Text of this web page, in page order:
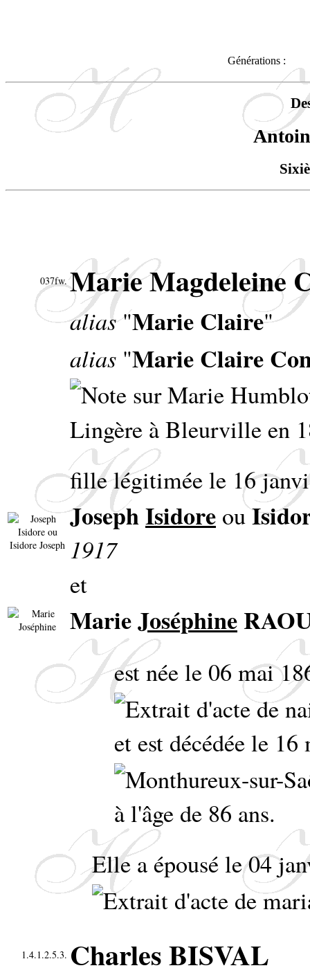
Générations :
037fw. Marie Magdeleine
alias"Marie Claire"
alias "Marie Claire
Lingère à Bleurville en
fille légitimée le 16
JosephIsidore ou
1917
et
MarieJoséphine
est née le 06 mai
et est décédée le
à l'âge de 86 ans.
Elle a épousé le 04
1.4.1.2.5.3. Charles BISVAL